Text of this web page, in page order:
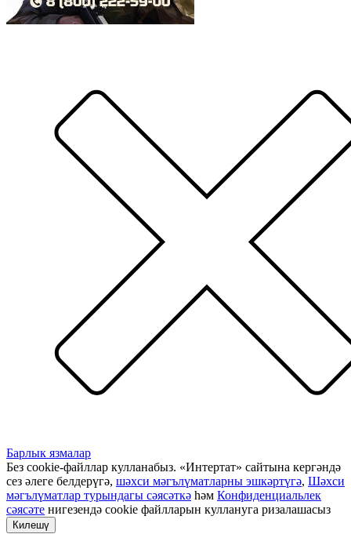
Барлык язмалар
Без cookie-файллар кулланабыз. «Интертат» сайтына кергәндә
сез әлеге белдерүгә, шәхси мәгълүматларны эшкәртүгә, Шәхси
мәгълүматлар турындагы сәясәткә һәм Конфиденциальлек
сәясәте нигезендә cookie файлларын куллануга ризалашасыз
Килешү